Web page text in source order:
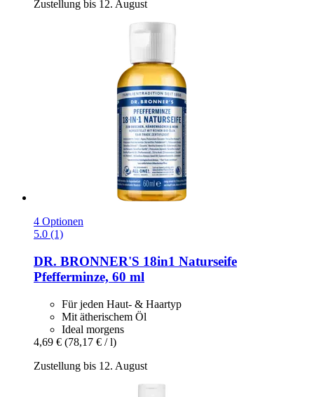
Zustellung bis 12. August
4 Optionen
5.0 (1)
DR. BRONNER'S 18in1 Naturseife
Pfefferminze, 60 ml
Für jeden Haut- & Haartyp
Mit ätherischem Öl
Ideal morgens
4,69 € (78,17 € / l)
Zustellung bis 12. August